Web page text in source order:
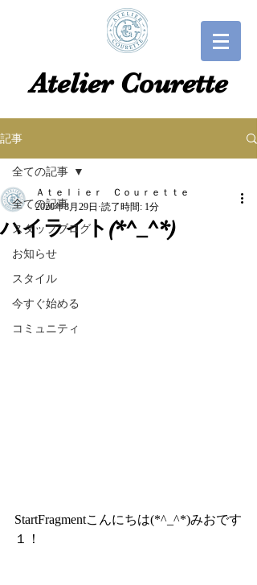
​​Atelier Courette​
記事
全ての記事
スタッフブログ
お知らせ
スタイル
今すぐ始める
コミュニティ
全ての記事
ハイライト(*^_^*)
Ａｔｅｌｉｅｒ Ｃｏｕｒｅｔｔｅ
2020年8月29日 読了時間: 1分
StartFragmentこんにちは(*^_^*)みおです
１！